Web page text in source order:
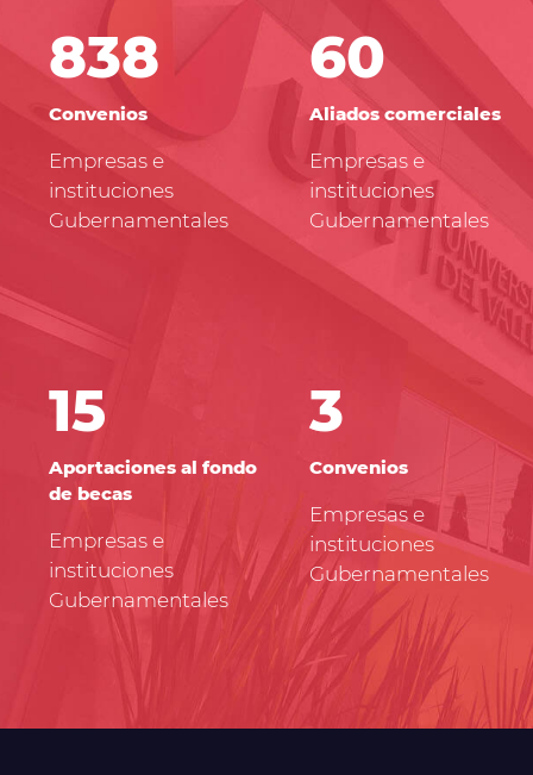
838
Convenios
Empresas e
instituciones
Gubernamentales
60
Aliados comerciales
Empresas e
instituciones
Gubernamentales
15
Aportaciones al fondo
de becas
Empresas e
instituciones
Gubernamentales
3
Convenios
Empresas e
instituciones
Gubernamentales